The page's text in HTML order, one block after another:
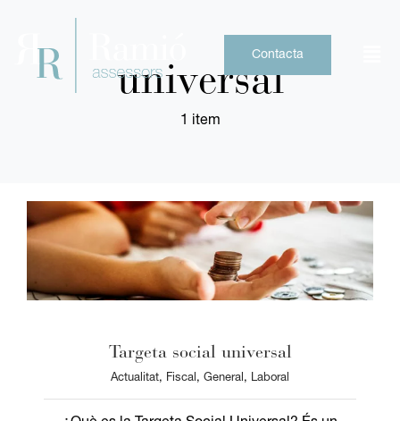
Contacta
universal
1 item
Targeta social universal
Actualitat, Fiscal , General , Laboral